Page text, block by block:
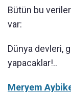
Bütün bu
var:
Dünya devleri,
yapacaklar!..
Meryem